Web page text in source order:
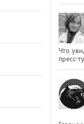
Что
пресс-